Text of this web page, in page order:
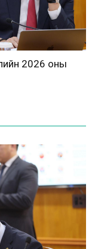
2026 оны